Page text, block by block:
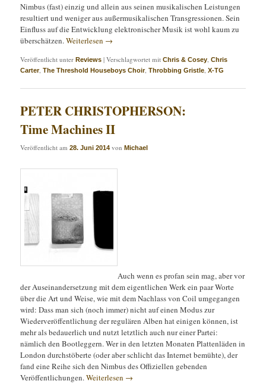
Nimbus (fast) einzig und allein aus seinen musikalischen Leistungen
resultiert und weniger aus außermusikalischen Transgressionen. Sein
Einfluss auf die Entwicklung elektronischer Musik ist wohl kaum zu
überschätzen.Weiterlesen →
Veröffentlicht unter Reviews |Verschlagwortet mit Chris & Cosey,Chris
Carter,The Threshold Houseboys Choir,Throbbing Gristle,X-TG
PETER CHRISTOPHERSON:
Time Machines II
Veröffentlicht am28. Juni 2014 vonMichael
Auch wenn es profan sein mag, aber vor
der Auseinandersetzung mit dem eigentlichen Werk ein paar Worte
über die Art und Weise, wie mit dem Nachlass von Coil umgegangen
wird: Dass man sich (noch immer) nicht auf einen Modus zur
Wiederveröffentlichung der regulären Alben hat einigen können, ist
mehr als bedauerlich und nutzt letztlich auch nur einer Partei:
nämlich den Bootleggern. Wer in den letzten Monaten Plattenläden in
London durchstöberte (oder aber schlicht das Internet bemühte), der
fand eine Reihe sich den Nimbus des Offiziellen gebenden
Veröffentlichungen.Weiterlesen →